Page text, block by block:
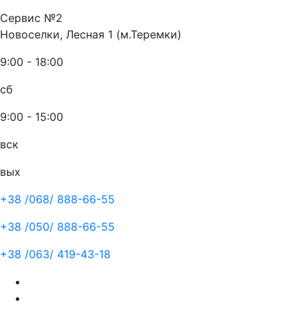
Сервис №2
Новоселки, Лесная 1 (м.Теремки)
9:00 - 18:00
сб
9:00 - 15:00
вск
вых
+38 /068/ 888-66-55
+38 /050/ 888-66-55
+38 /063/ 419-43-18